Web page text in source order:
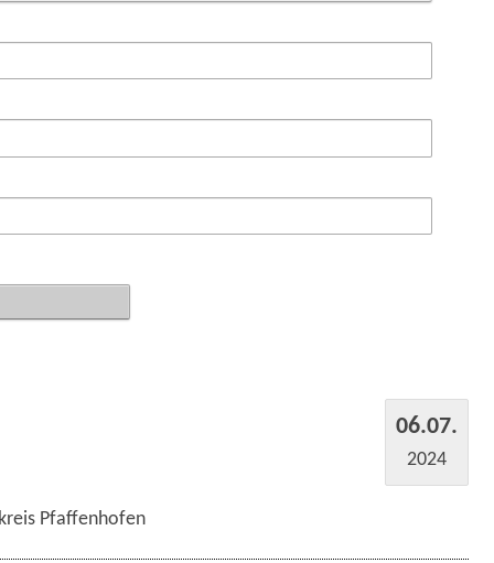
06.07.
2024
Pfaffenhofen